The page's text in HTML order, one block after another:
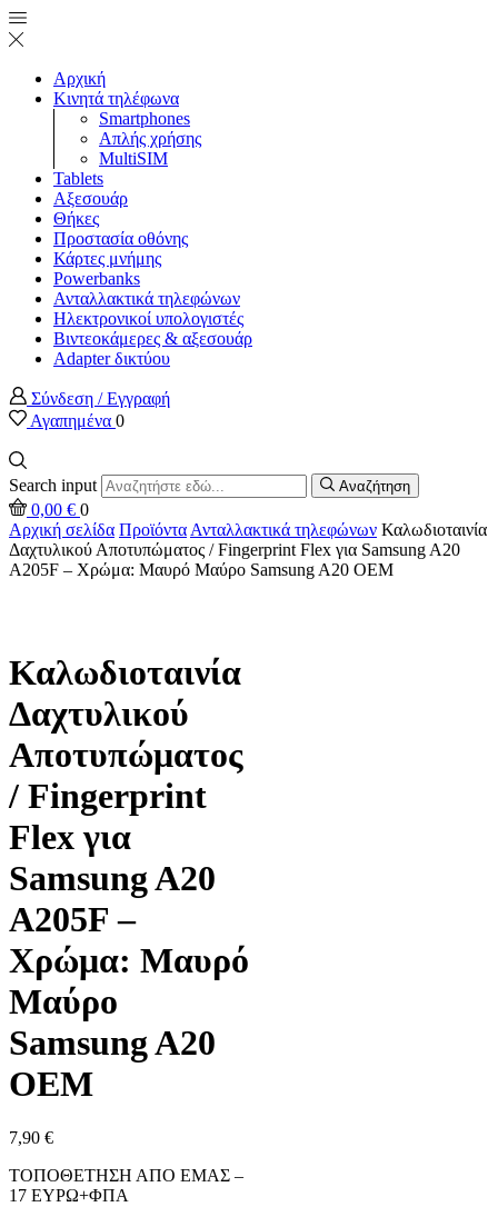
Αρχική
Κινητά τηλέφωνα
Smartphones
Απλής χρήσης
MultiSIM
Tablets
Αξεσουάρ
Θήκες
Προστασία οθόνης
Κάρτες μνήμης
Powerbanks
Ανταλλακτικά τηλεφώνων
Ηλεκτρονικοί υπολογιστές
Βιντεοκάμερες & αξεσουάρ
Adapter δικτύου
Σύνδεση / Εγγραφή
Αγαπημένα 0
Search input Αναζήτηση
0,00 € 0
Αρχική σελίδα Προϊόντα Ανταλλακτικά τηλεφώνων Καλωδιοταινία
Δαχτυλικoύ Αποτυπώματος / Fingerprint Flex για Samsung A20
A205F – Χρώμα: Μαυρό Μαύρο Samsung A20 OEM
Καλωδιοταινία
Δαχτυλικoύ
Αποτυπώματος
/ Fingerprint
Flex για
Samsung A20
A205F –
Χρώμα: Μαυρό
Μαύρο
Samsung A20
OEM
7,90 €
ΤΟΠΟΘΕΤΗΣΗ ΑΠΟ ΕΜΑΣ –
17 ΕΥΡΩ+ΦΠΑ